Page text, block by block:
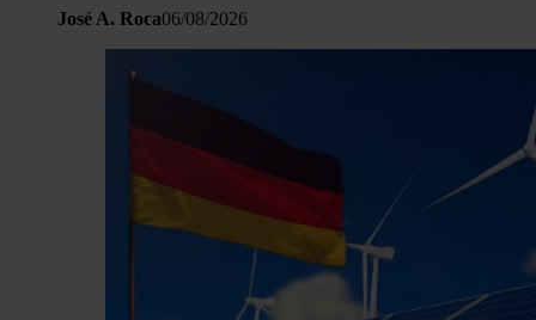
José A. Roca06/08/2026